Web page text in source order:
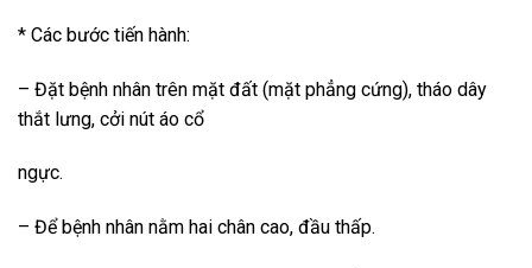
* Các bước tiến hành:
– Đặt bệnh nhân trên mặt đất (mặt phẳng cứng), tháo dây
thắt lưng, cởi nút áo cổ
ngực.
– Để bệnh nhân nằm hai chân cao, đầu thấp.